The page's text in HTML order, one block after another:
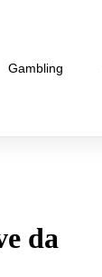
Gambling
da